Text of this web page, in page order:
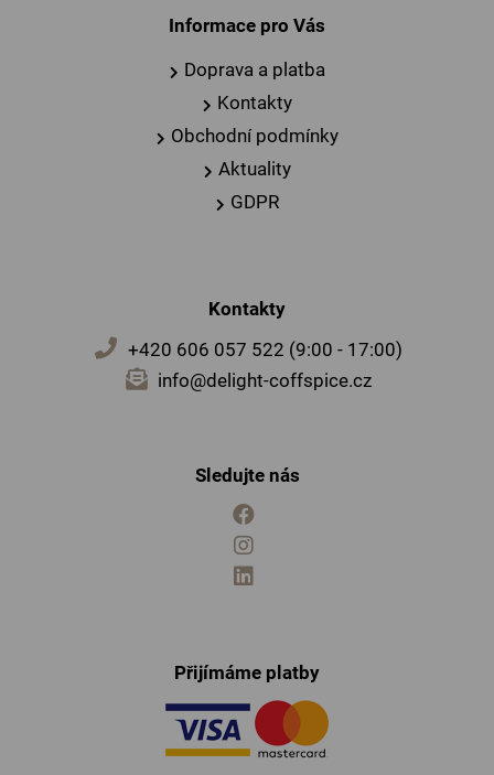
Informace pro Vás
Doprava a platba
Kontakty
Obchodní podmínky
Aktuality
GDPR
Kontakty
+420 606 057 522 (9:00 - 17:00)
info@delight-coffspice.cz
Sledujte nás
Přijímáme platby